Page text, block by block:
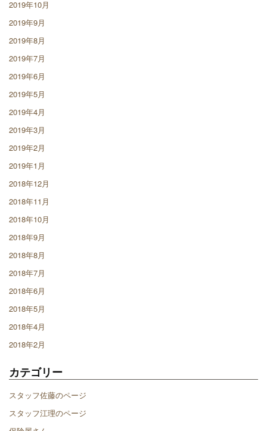
2019年10月
2019年9月
2019年8月
2019年7月
2019年6月
2019年5月
2019年4月
2019年3月
2019年2月
2019年1月
2018年12月
2018年11月
2018年10月
2018年9月
2018年8月
2018年7月
2018年6月
2018年5月
2018年4月
2018年2月
カテゴリー
スタッフ佐藤のページ
スタッフ江理のページ